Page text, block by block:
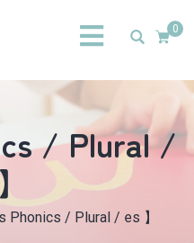
0
/ Plural /
Phonics / Plural / es 】